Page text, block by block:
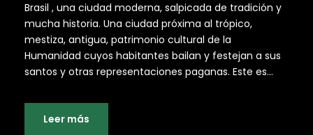
Brasil , una ciudad moderna, salpicada de tradición y
mucha historia. Una ciudad próxima al trópico,
mestiza, antigua, patrimonio cultural de la
Humanidad cuyos habitantes bailan y festejan a sus
santos y otras representaciones paganas. Este es...
Leer más